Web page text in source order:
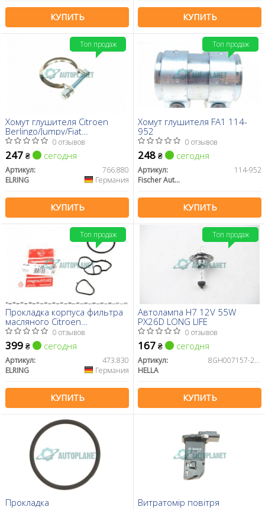
КУПИТЬ КУПИТЬ
Хомут глушителя Citroen
Berlingo/Jumpy/Fiat
Scudo/Peugeot
Expert/Partner 96- (67mm)
0 отзывов
247 ₴ сегодня
Артикул:
766.880
ELRING
Германия
КУПИТЬ
Топ продаж
Хомут глушителя FA1 114-
952
0 отзывов
248 ₴ сегодня
Артикул:
114-952
Fischer Automotive One (FA1)
КУПИТЬ
Топ продаж
Прокладка корпуса фильтра
масляного Citroen
Berlingo/Peugeot Partner
1.6VTi 09-
0 отзывов
399 ₴ сегодня
Артикул:
473.830
ELRING
Германия
КУПИТЬ
Топ продаж
Автолампа H7 12V 55W
PX26D LONG LIFE
0 отзывов
167 ₴ сегодня
Артикул:
8GH007157-201
HELLA
КУПИТЬ
Топ продаж
Прокладка Витратомір повітря